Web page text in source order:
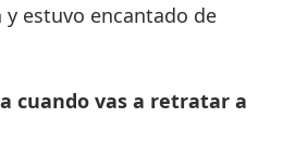
y estuvo encantado de
cuando vas a retratar a